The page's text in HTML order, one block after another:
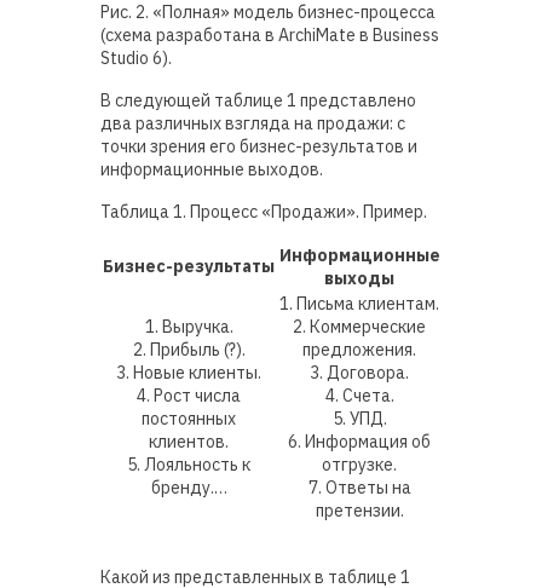
Рис. 2. «Полная» модель бизнес-процесса
(схема разработана в ArchiMate в Business
Studio 6).
В следующей таблице 1 представлено
два различных взгляда на продажи: с
точки зрения его бизнес-результатов и
информационные выходов.
Таблица 1. Процесс «Продажи». Пример.
Бизнес-результаты Информационные
выходы
1. Выручка.
2. Прибыль (?).
3. Новые клиенты.
4. Рост числа
постоянных
клиентов.
5. Лояльность к
бренду.…
1. Письма клиентам.
2. Коммерческие
предложения.
3. Договора.
4. Счета.
5. УПД.
6. Информация об
отгрузке.
7. Ответы на
претензии.
Какой из представленных в таблице 1